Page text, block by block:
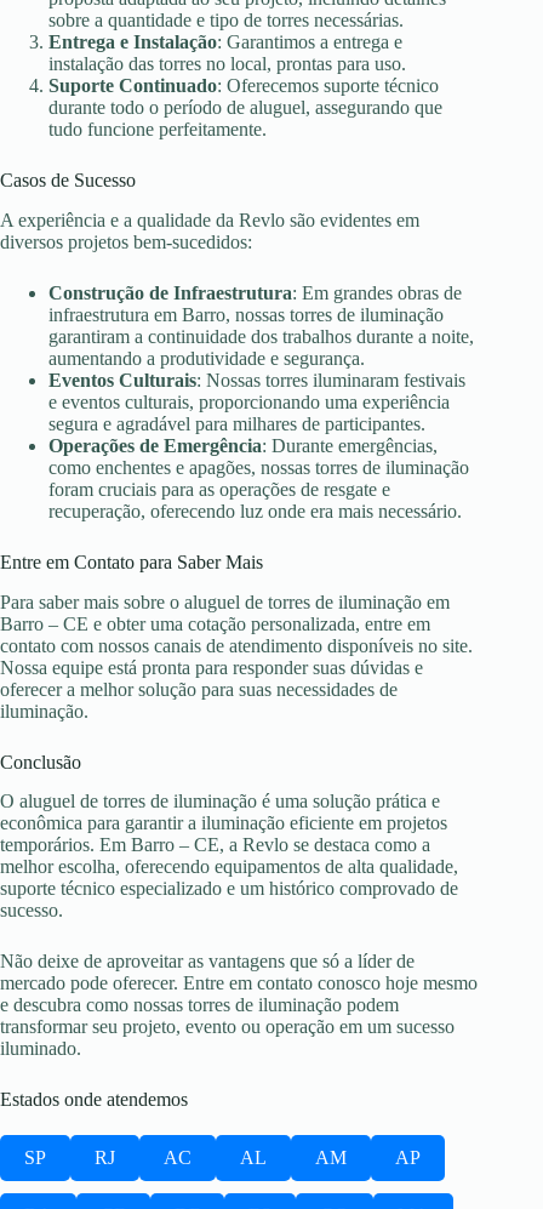
sobre a quantidade e tipo de torres necessárias.
Entrega e Instalação: Garantimos a entrega e
instalação das torres no local, prontas para uso.
Suporte Continuado: Oferecemos suporte técnico
durante todo o período de aluguel, assegurando que
tudo funcione perfeitamente.
Casos de Sucesso
A experiência e a qualidade da Revlo são evidentes em
diversos projetos bem-sucedidos:
Construção de Infraestrutura: Em grandes obras de
infraestrutura em Barro, nossas torres de iluminação
garantiram a continuidade dos trabalhos durante a noite,
aumentando a produtividade e segurança.
Eventos Culturais: Nossas torres iluminaram festivais
e eventos culturais, proporcionando uma experiência
segura e agradável para milhares de participantes.
Operações de Emergência: Durante emergências,
como enchentes e apagões, nossas torres de iluminação
foram cruciais para as operações de resgate e
recuperação, oferecendo luz onde era mais necessário.
Entre em Contato para Saber Mais
Para saber mais sobre o aluguel de torres de iluminação em
Barro – CE e obter uma cotação personalizada, entre em
contato com nossos canais de atendimento disponíveis no site.
Nossa equipe está pronta para responder suas dúvidas e
oferecer a melhor solução para suas necessidades de
iluminação.
Conclusão
O aluguel de torres de iluminação é uma solução prática e
econômica para garantir a iluminação eficiente em projetos
temporários. Em Barro – CE, a Revlo se destaca como a
melhor escolha, oferecendo equipamentos de alta qualidade,
suporte técnico especializado e um histórico comprovado de
sucesso.
Não deixe de aproveitar as vantagens que só a líder de
mercado pode oferecer. Entre em contato conosco hoje mesmo
e descubra como nossas torres de iluminação podem
transformar seu projeto, evento ou operação em um sucesso
iluminado.
Estados onde atendemos
SP RJ AC AL AM AP